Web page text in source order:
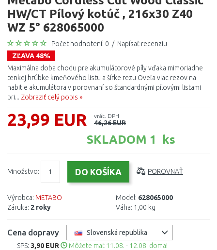
HW/CT Pílový kotúč , 216x30 Z40
WZ 5° 628065000
Počet hodnotení: 0 / Napísať recenziu
ZĽAVA 48%
Maximálna doba chodu pre akumulátorové píly vďaka mimoriadne
tenkej hrúbke kmeňového listu a šírke rezu Oveľa viac rezov na
nabitie akumulátora v porovnaní so štandardnými pílovými listami
pri... Zobraziť celý popis »
23,99 EUR vrát. DPH
46,26 EUR
SKLADOM 1 ks
Množstvo: POROVNAŤ
Výrobca: METABO
Záruka: 2 roky
Model: 628065000
Váha: 1,00 kg
Cena dopravy
Slovenská republika
SPS: 3,90 EUR Môžete mať 11.08. - 12.08. doma!